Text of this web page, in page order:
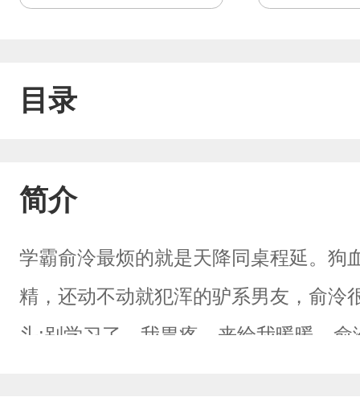
目录
简介
学霸俞泠最烦的就是天降同桌程延。狗
精，还动不动就犯浑的驴系男友，俞泠
头:别学习了，我胃疼，来给我暖暖。